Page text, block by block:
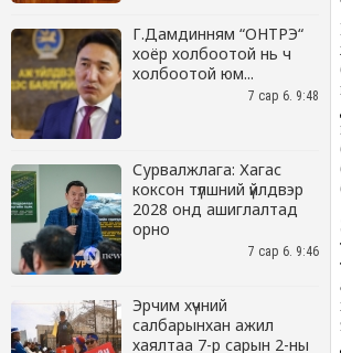
Г.Дамдинням “ОНТРЭ“
хоёр холбоотой нь ч
холбоотой юм...
7 сар 6. 9:48
Сурвалжлага: Хагас
коксон түлшний үйлдвэр
2028 онд ашиглалтад
орно
7 сар 6. 9:46
Эрчим хүчний
салбарынхан ажил
хаялтаа 7-р сарын 2-ны